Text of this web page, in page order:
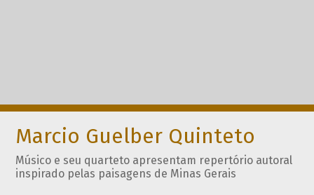
Marcio Guelber Quinteto
Músico e seu quarteto apresentam repertório autoral
inspirado pelas paisagens de Minas Gerais